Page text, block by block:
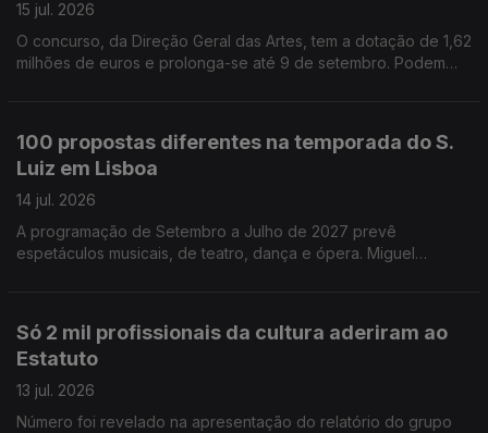
Amoreira, na Moita.
15 jul. 2026
O concurso, da Direção Geral das Artes, tem a dotação de 1,62
milhões de euros e prolonga-se até 9 de setembro. Podem
mar e ambiente. Vai ficar nas Lajes do Pico. A cidade de Viana
do Castelo entra, pela primeira vez, no circuito do Festival
Vaudeville Rendez-Vous, de circo modermo, que passa por
Barcelos, Braga, Guimarães e Vila Nova de Famalicão
100 propostas diferentes na temporada do S.
Luiz em Lisboa
14 jul. 2026
A programação de Setembro a Julho de 2027 prevê
espetáculos musicais, de teatro, dança e ópera. Miguel
da Escola Superior de Teatro e Cinema de Lisboa, para
apresentação do espetáculo de fim de curso - Hotel Paraíso. A
Companhia de Teatro dos Aloés, na Amadora, apresenta a 9º
Mostra de Jovens Criadores de Teatro.
Só 2 mil profissionais da cultura aderiram ao
Estatuto
13 jul. 2026
Número foi revelado na apresentação do relatório do grupo